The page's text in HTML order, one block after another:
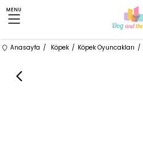
MENU
Anasayfa Köpek Köpek Oyuncakları